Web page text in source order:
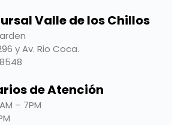
Valle de los Chillos
y Av. Rio Coca.
de Atención
– 7PM